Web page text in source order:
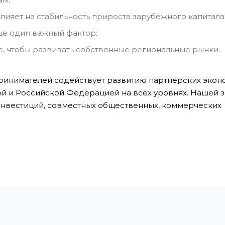
на стабильность прироста зарубежного капитала;
один важный фактор;
развивать собственные региональные рынки.
содействует развитию партнерских
Российской Федерацией на всех уровнях. Нашей
совместных общественных, коммерческих